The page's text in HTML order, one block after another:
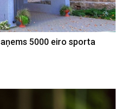
5000 eiro sporta